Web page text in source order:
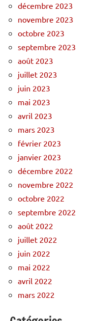
décembre 2023
novembre 2023
octobre 2023
septembre 2023
août 2023
juillet 2023
juin 2023
mai 2023
avril 2023
mars 2023
février 2023
janvier 2023
décembre 2022
novembre 2022
octobre 2022
septembre 2022
août 2022
juillet 2022
juin 2022
mai 2022
avril 2022
mars 2022